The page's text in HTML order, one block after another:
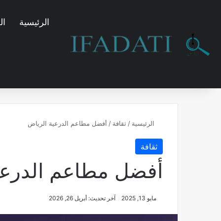
الرئيسية
الرئيسية / ثقافة / أفضل مطاعم الدرعية الرياض​
ثقافة
أفضل مطاعم
مايو 13, 2025 آخر تحديث: أبريل 26, 2026